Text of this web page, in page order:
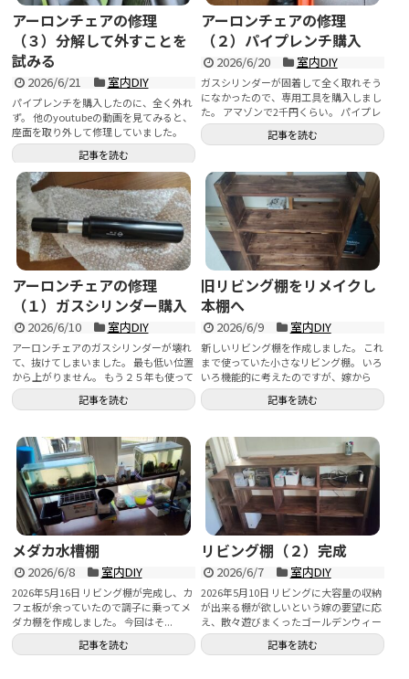
アーロンチェアの修理
（３）分解して外すことを
試みる
2026/6/21 室内DIY
パイプレンチを購入したのに、全く外れ
ず。 他のyoutubeの動画を見てみると、
座面を取り外して修理していました。
や...
記事を読む
アーロンチェアの修理
（２）パイプレンチ購入
2026/6/20 室内DIY
ガスシリンダーが固着して全く取れそう
になかったので、専用工具を購入しまし
た。 アマゾンで2千円くらい。 パイプレ
ンチです...
記事を読む
アーロンチェアの修理
（１）ガスシリンダー購入
2026/6/10 室内DIY
アーロンチェアのガスシリンダーが壊れ
て、抜けてしまいました。 最も低い位置
から上がりません。 もう２５年も使って
いるのでそろそろ寿命...
記事を読む
旧リビング棚をリメイクし
本棚へ
2026/6/9 室内DIY
新しいリビング棚を作成しました。 これ
まで使っていた小さなリビング棚。 いろ
いろ機能的に考えたのですが、嫁から
は...
記事を読む
メダカ水槽棚
2026/6/8 室内DIY
2026年5月16日 リビング棚が完成し、カ
フェ板が余っていたので調子に乗ってメ
ダカ棚を作成しました。 今回はそ...
記事を読む
リビング棚（２）完成
2026/6/7 室内DIY
2026年5月10日 リビングに大容量の収納
が出来る棚が欲しいという嫁の要望に応
え、散々遊びまくったゴールデンウィー
クの後半は...
記事を読む